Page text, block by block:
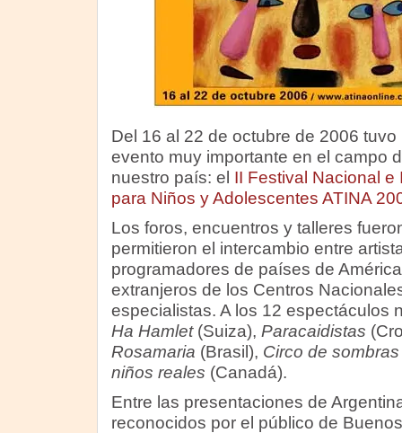
Del 16 al 22 de octubre de 2006
evento muy importante en el campo
nuestro país: el II Festival Nacional e
para Niños y Adolescentes ATINA
Los foros, encuentros y talleres
permitieron el intercambio entre
programadores de países de
extranjeros de los Centros
especialistas. A los 12 espectáculos
Ha Hamlet(Suiza), Paracaidistas
Rosamaria (Brasil), Circo de sombras
niños reales (Canadá).
Entre las presentaciones de
reconocidos por el público de